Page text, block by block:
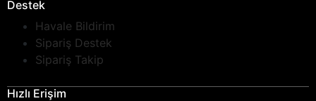
Destek
Havale Bildirim
Sipariş Destek
Sipariş Takip
Hızlı Erişim